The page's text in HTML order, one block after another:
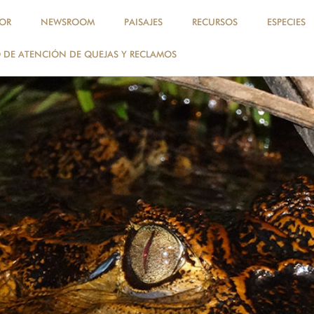
NEWSROOM PAISAJES RECURSOS ESPECIES
ATENCIÓN DE QUEJAS Y RECLAMOS